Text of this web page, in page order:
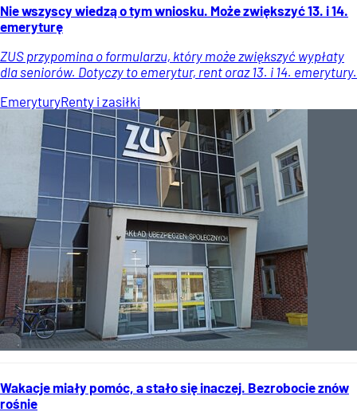
Nie wszyscy wiedzą o tym wniosku. Może zwiększyć 13. i 14.
emeryturę
ZUS przypomina o formularzu, który może zwiększyć wypłaty
dla seniorów. Dotyczy to emerytur, rent oraz 13. i 14. emerytury.
EmeryturyRenty i zasiłki
Wakacje miały pomóc, a stało się inaczej. Bezrobocie znów
rośnie